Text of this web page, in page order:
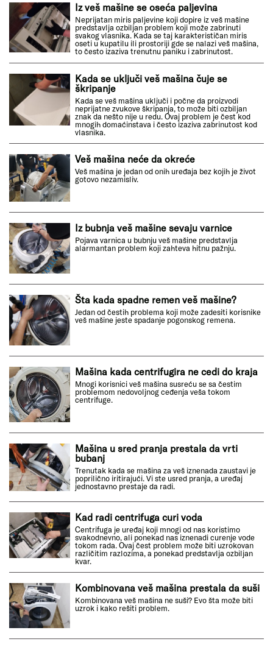
Iz veš mašine se oseća paljevina
Neprijatan miris paljevine koji dopire iz veš mašine
predstavlja ozbiljan problem koji može zabrinuti
svakog vlasnika. Kada se taj karakterističan miris
oseti u kupatilu ili prostoriji gde se nalazi veš mašina,
to često izaziva trenutnu paniku i zabrinutost.
Kada se uključi veš mašina čuje se
škripanje
Kada se veš mašina uključi i počne da proizvodi
neprijatne zvukove škripanja, to može biti ozbiljan
znak da nešto nije u redu. Ovaj problem je čest kod
mnogih domaćinstava i često izaziva zabrinutost kod
vlasnika.
Veš mašina neće da okreće
Veš mašina je jedan od onih uređaja bez kojih je život
gotovo nezamisliv.
Iz bubnja veš mašine sevaju varnice
Pojava varnica u bubnju veš mašine predstavlja
alarmantan problem koji zahteva hitnu pažnju.
Šta kada spadne remen veš mašine?
Jedan od čestih problema koji može zadesiti korisnike
veš mašine jeste spadanje pogonskog remena.
Mašina kada centrifugira ne cedi do kraja
Mnogi korisnici veš mašina susreću se sa čestim
problemom nedovoljnog ceđenja veša tokom
centrifuge.
Mašina u sred pranja prestala da vrti
bubanj
Trenutak kada se mašina za veš iznenada zaustavi je
poprilično iritirajući. Vi ste usred pranja, a uređaj
jednostavno prestaje da radi.
Kad radi centrifuga curi voda
Centrifuga je uređaj koji mnogi od nas koristimo
svakodnevno, ali ponekad nas iznenadi curenje vode
tokom rada. Ovaj čest problem može biti uzrokovan
različitim razlozima, a ponekad predstavlja ozbiljan
kvar.
Kombinovana veš mašina prestala da suši
Kombinovana veš mašina ne suši? Evo šta može biti
uzrok i kako rešiti problem.